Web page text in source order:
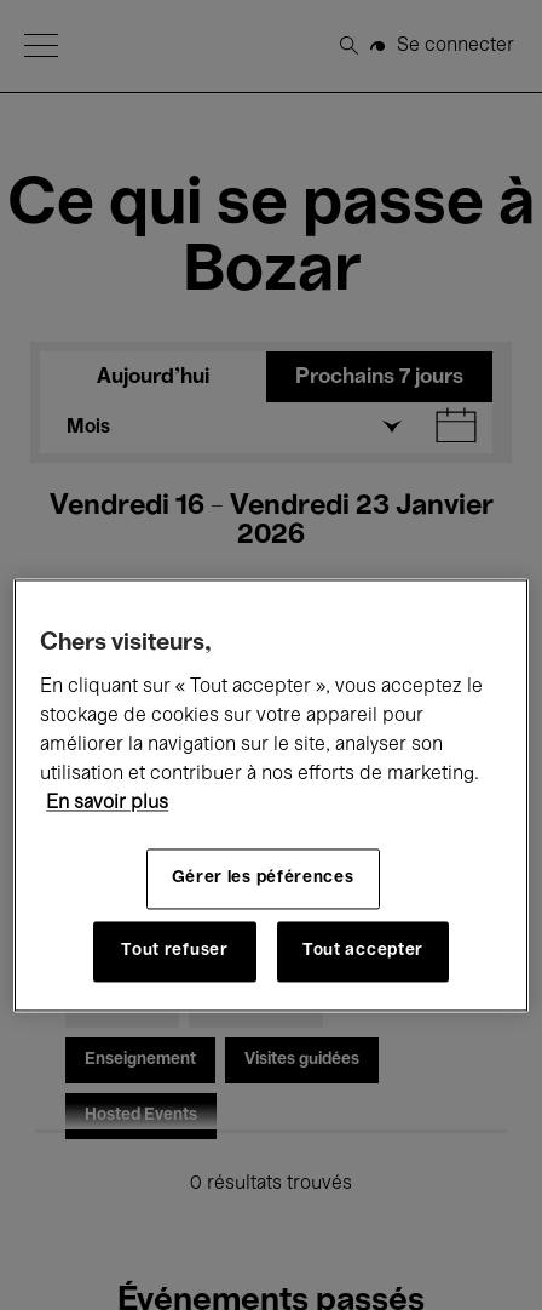
Open Menu
Rechercher
Se connecter
Ce qui se passe à
Bozar
Aujourd'hui Prochains 7 jours
Mois
Vendredi 16 - Vendredi 23 Janvier
2026
Tous les événements Concerts
Expositions Films Performances
Rencontres & Débats
Musique classique Global Music
Musique électronique
Enseignement Visites guidées
Hosted Events
0 résultats trouvés
Événements passés
Chers visiteurs,
En cliquant sur « Tout accepter », vous acceptez le
stockage de cookies sur votre appareil pour
améliorer la navigation sur le site, analyser son
utilisation et contribuer à nos efforts de marketing.
En savoir plus
Gérer les péférences
Tout refuser Tout accepter